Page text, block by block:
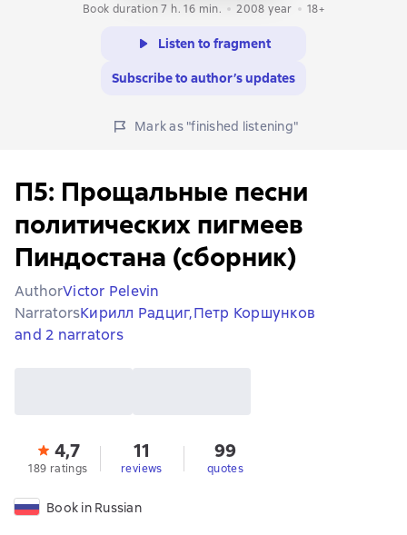
Book duration 7 h. 16 min. 2008 year 18+
Listen to fragment
Subscribe to author’s updates
Mark as "finished listening"
П5: Прощальные песни
политических пигмеев
Пиндостана (сборник)
AuthorVictor Pelevin
NarratorsКирилл Радциг,Петр Коршунков
and 2 narrators
4,7
189 ratings
11
reviews
99
quotes
Book in Russian